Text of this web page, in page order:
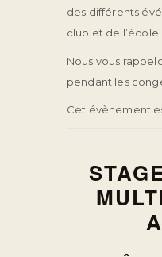
des différents
club et de l’école
Nous vous
pendant les
Cet évènement